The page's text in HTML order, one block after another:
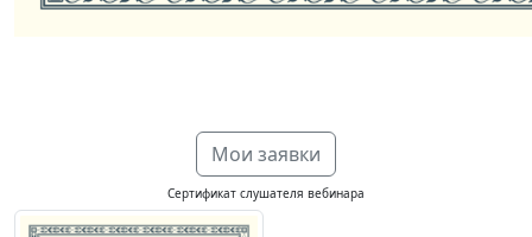
Мои заявки
Сертификат слушателя вебинара